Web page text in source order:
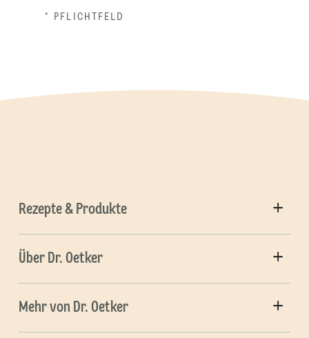
* PFLICHTFELD
Rezepte & Produkte
Über Dr. Oetker
Mehr von Dr. Oetker